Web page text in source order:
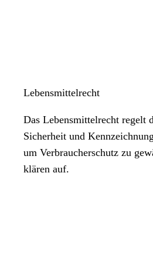
Lebensmittelrecht
Das Lebensmittelrecht regelt
Sicherheit und
um Verbraucherschutz zu
klären auf.